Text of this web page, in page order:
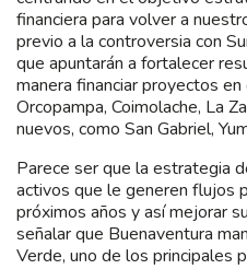
financiera para volver a
previo a la controversia con
que apuntarán a fortalecer
manera financiar proyectos
Orcopampa, Coimolache, La
nuevos, como San Gabriel,
Parece ser que la estrategia
activos que le generen flujos
próximos años y así mejorar
señalar que Buenaventura
Verde, uno de los principales